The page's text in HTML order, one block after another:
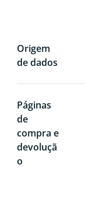
Origem
de dados
Páginas
de
compra e
devoluçã
o